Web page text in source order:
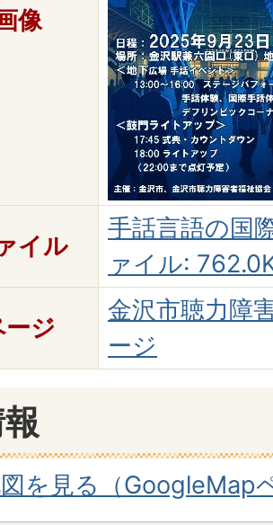
像
イル
手話言語の国
ァイル:
ージ
金沢市聴力障
ージ
を見る（GoogleMap